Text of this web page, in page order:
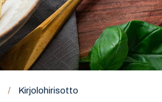
/ Kirjolohirisotto